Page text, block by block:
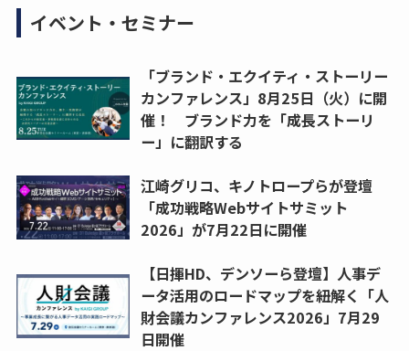
イベント・セミナー
「ブランド・エクイティ・ストーリー
カンファレンス」8月25日（火）に開
催！ ブランド力を「成長ストーリ
ー」に翻訳する
江崎グリコ、キノトロープらが登壇
「成功戦略Webサイトサミット
2026」が7月22日に開催
【日揮HD、デンソーら登壇】人事デ
ータ活用のロードマップを紐解く「人
財会議カンファレンス2026」7月29
日開催